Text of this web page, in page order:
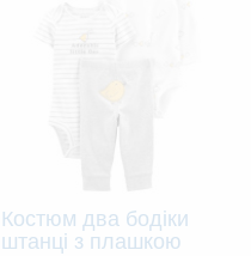
Костюм два бодіки
штанці з плашкою